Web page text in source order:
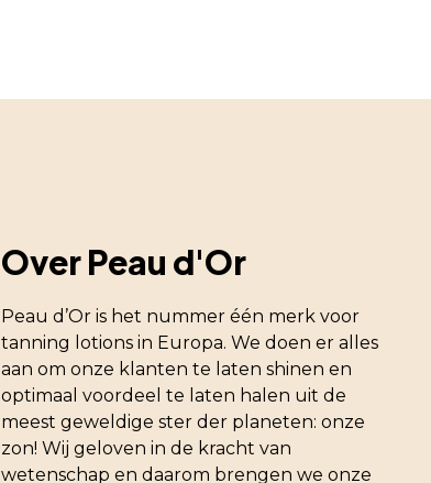
Over Peau d'Or
Peau d’Or is het nummer één merk voor
tanning lotions in Europa. We doen er alles
aan om onze klanten te laten shinen en
optimaal voordeel te laten halen uit de
meest geweldige ster der planeten: onze
zon! Wij geloven in de kracht van
wetenschap en daarom brengen we onze